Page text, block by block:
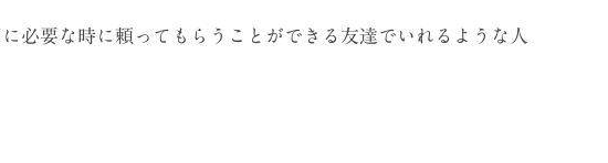
必要な時に頼ってもらうことができる友達でいれるような人